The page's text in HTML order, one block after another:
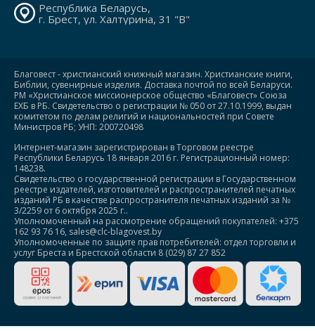
Республика Беларусь,
г. Брест, ул. Халтурина, 31 "В"
Благовест - христианский книжный магазин. Христианские книги,
Библии, сувенирные изделия. Доставка почтой по всей Беларуси.
РМ «Христианское миссионерское общество «Благовест» Союза
ЕХБ в РБ. Свидетельство о регистрации № 050 от 27.10.1999, выдан
комитетом по делам религий и национальностей при Совете
Министров РБ; УНП: 200720498
Интернет-магазин зарегистрирован в Торговом реестре
Республики Беларусь 18 января 2016 г. Регистрационный номер:
148238.
Свидетельство о государственной регистрации в Государственном
реестре издателей, изготовителей и распространителей печатных
изданий РБ в качестве распространителя печатных изданий за №
3/2259 от 6 октября 2025 г..
Уполномоченный на рассмотрение обращений покупателей: +375
162 93 76 16, sales@clc-blagovest.by
Уполномоченные по защите прав потребителей: отдел торговли и
услуг Бреста и Брестской области 8 (029) 87 27 852